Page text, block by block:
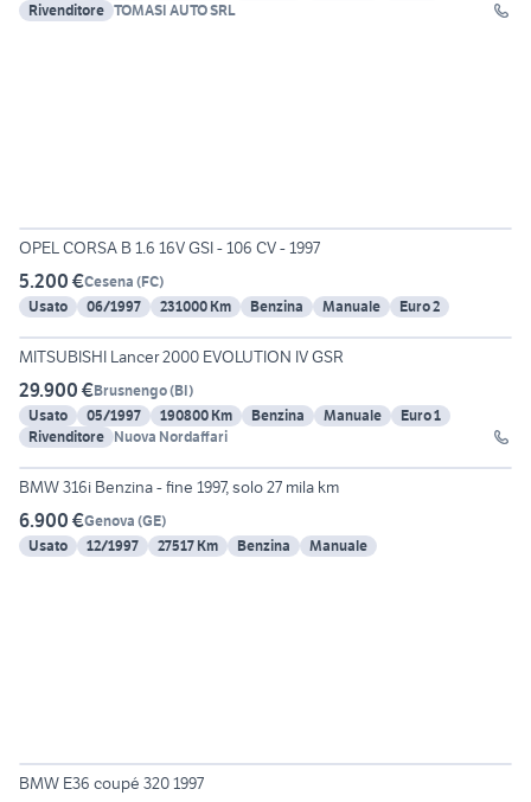
Rivenditore TOMASI AUTO SRL
OPEL CORSA B 1.6 16V GSI - 106 CV - 1997
5.200 €Cesena (FC)
Usato
06/1997 231000 Km Benzina Manuale Euro 2
13
MITSUBISHI Lancer 2000 EVOLUTION IV GSR
29.900 €Brusnengo(BI)
Usato
05/1997 190800 Km Benzina Manuale
Euro 1
Rivenditore Nuova Nordaffari
6
BMW 316i Benzina - fine 1997, solo 27 mila km
6.900 €Genova (GE)
Usato
12/1997 27517 Km Benzina Manuale
BMW E36 coupé 320 1997